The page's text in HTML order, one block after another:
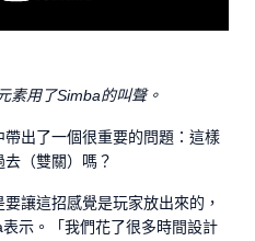
素用了Simba的叫聲。
出了一個很重要的問題：這樣
（雙關）嗎？
讓這招感覺是玩家放出來的，
示。「我們花了很多時間設計